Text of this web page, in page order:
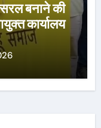
सरल बनाने की
कार्यालय